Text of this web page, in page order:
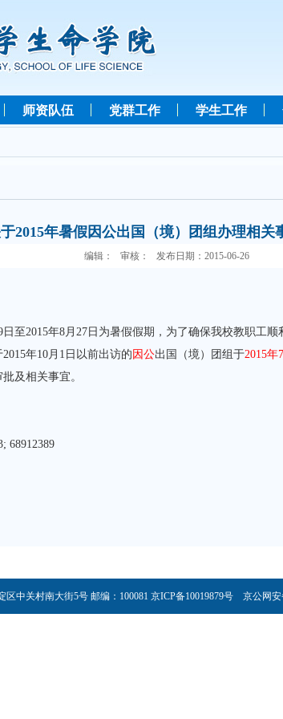
师资队伍 党群工作 学生工作
2015年暑假因公出国（境）团组办理相关
编辑： 审核： 发布日期：2015-06-26
2015年8月27日为暑假假期，为了确保我校教职工顺
年10月1日以前出访的因公出国（境）团组于2015年
及相关事宜。
中关村南大街5号 邮编：100081 京ICP备10019879号 京公网安